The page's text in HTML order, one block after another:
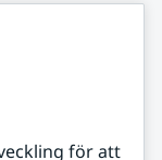
för att